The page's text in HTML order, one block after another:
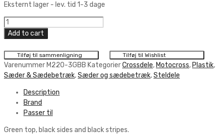
Eksternt lager - lev. tid 1-3 dage
Crossx
Seat
Cover
Stripes
Green
-
Black
quantity
Add to cart
Tilføj til sammenligning Tilføj til Wishlist
Varenummer M220-3GBB KategorierCrossdele, Motocross, Plastik,
Sæder & Sædebetræk,Sæder og sædebetræk,Steldele
Description
Brand
Passer til
Green top, black sides and black stripes.